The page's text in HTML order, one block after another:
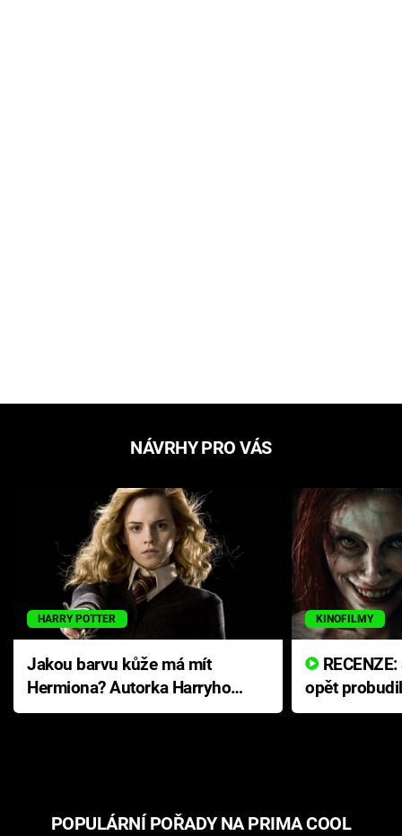
NÁVRHY PRO VÁS
HARRY POTTER
Jakou barvu kůže má mít
Hermiona? Autorka Harryho
Pottera přišla s ráznou
KINOFILMY
opět
přichází s
POPULÁRNÍ POŘADY NA PRIMA COOL